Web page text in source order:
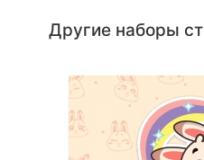
Другие наборы